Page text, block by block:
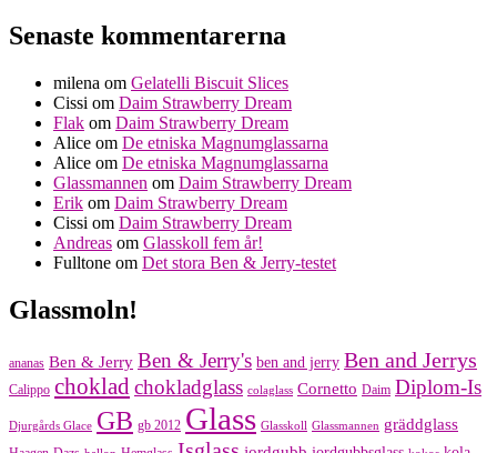
Senaste kommentarerna
milena om Gelatelli Biscuit Slices
Cissi om Daim Strawberry Dream
Flak om Daim Strawberry Dream
Alice om De etniska Magnumglassarna
Alice om De etniska Magnumglassarna
Glassmannen om Daim Strawberry Dream
Erik om Daim Strawberry Dream
Cissi om Daim Strawberry Dream
Andreas om Glasskoll fem år!
Fulltone om Det stora Ben & Jerry-testet
Glassmoln!
ananas Ben & Jerry Ben & Jerry's ben and jerry Ben and Jerrys
Calippo choklad chokladglass colaglass Cornetto Daim Diplom-Is
Djurgårds Glace GB gb 2012 Glass Glasskoll Glassmannen gräddglass